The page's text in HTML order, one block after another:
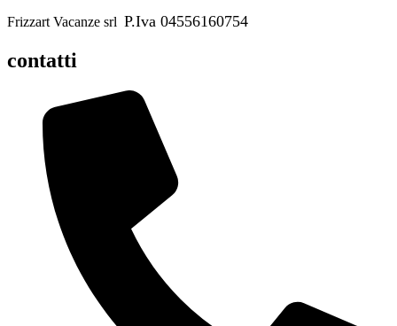
Frizzart Vacanze srl P.Iva 04556160754
contatti